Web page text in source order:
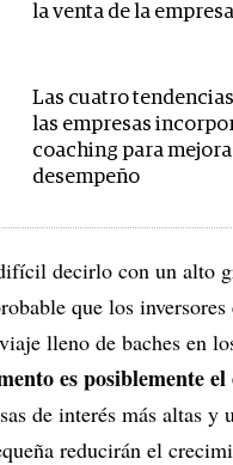
la venta de la empresa
Las cuatro
las empresas
coaching para
desempeño
decirlo con un alto
que los inversores
lleno de baches en
es posiblemente el
de interés más altas y
reducirán el